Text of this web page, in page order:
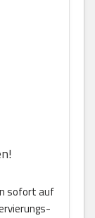
sofort auf